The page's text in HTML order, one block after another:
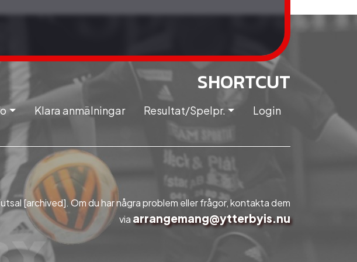
SHORTCUT
Klara anmälningar Resultat/Spelpr. Login
[archived]. Om du har några problem eller frågor, kontakta dem
via arrangemang@ytterbyis.nu